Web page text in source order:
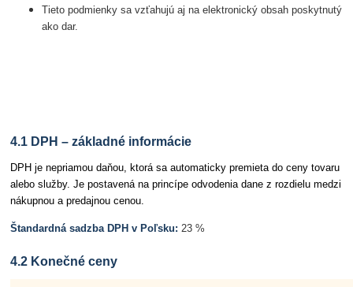
Tieto podmienky sa vzťahujú aj na elektronický obsah poskytnutý
ako dar.
4.1 DPH – základné informácie
DPH je nepriamou daňou, ktorá sa automaticky premieta do ceny tovaru
alebo služby. Je postavená na princípe odvodenia dane z rozdielu medzi
nákupnou a predajnou cenou.
Štandardná sadzba DPH v Poľsku: 23 %
4.2 Konečné ceny